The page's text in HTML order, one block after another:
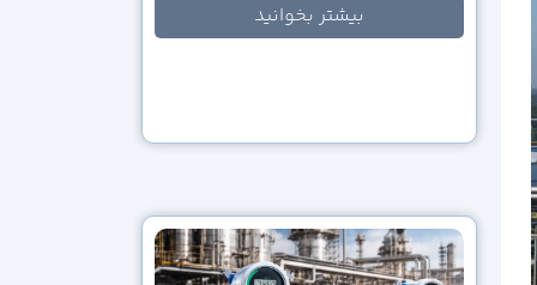
بیشتر بخوانید